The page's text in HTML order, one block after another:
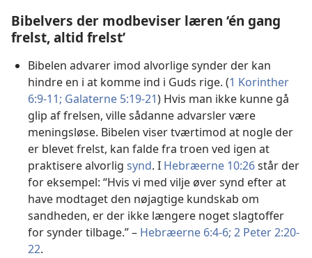
Bibelvers der modbeviser læren ‘én gang
frelst, altid frelst’
Bibelen advarer imod alvorlige synder der kan
hindre en i at komme ind i Guds rige. (1 Korinther
6:9-11; Galaterne 5:19-21) Hvis man ikke kunne gå
glip af frelsen, ville sådanne advarsler være
meningsløse. Bibelen viser tværtimod at nogle der
er blevet frelst, kan falde fra troen ved igen at
praktisere alvorlig synd. I Hebræerne 10:26står der
for eksempel: “Hvis vi med vilje øver synd efter at
have modtaget den nøjagtige kundskab om
sandheden, er der ikke længere noget slagtoffer
for synder tilbage.” – Hebræerne 6:4-6; 2 Peter 2:20-
22.